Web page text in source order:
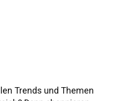
Trends und Themen